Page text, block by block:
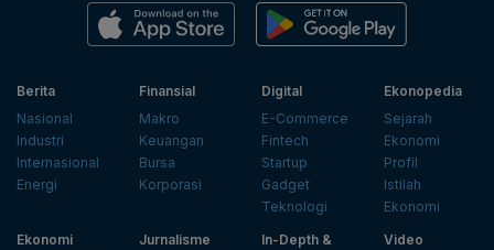
Berita
Nasional
Industri
Internasional
Energi
Finansial
Makro
Keuangan
Bursa
Korporasi
Digital
E-Commerce
Fintech
Startup
Gadget
Teknologi
Ekonopedia
Sejarah
Ekonomi
Profil
Istilah
Ekonomi
Ekonomi
Jurnalisme
In-Depth &
Video